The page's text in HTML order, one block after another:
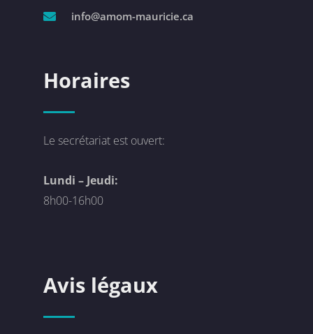
info@amom-mauricie.ca
Horaires
Le secrétariat est ouvert:
Lundi – Jeudi:
8h00-16h00
Avis légaux